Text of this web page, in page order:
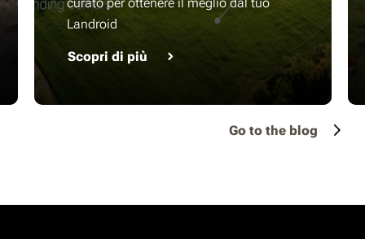
Landroid
Scopri di più
Go to the blog